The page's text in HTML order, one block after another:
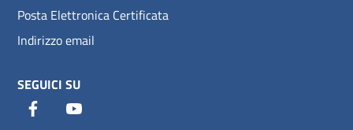
Posta Elettronica Certificata
Indirizzo email
SEGUICI SU
Facebook